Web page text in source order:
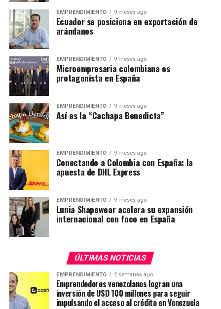
EMPRENDIMIENTO 9 meses ago
Ecuador se posiciona en exportación de
arándanos
EMPRENDIMIENTO 9 meses ago
Microempresaria colombiana es
protagonista en España
EMPRENDIMIENTO 9 meses ago
Así es la “Cachapa Benedicta”
EMPRENDIMIENTO 9 meses ago
Conectando a Colombia con España: la
apuesta de DHL Express
EMPRENDIMIENTO 9 meses ago
Lunia Shapewear acelera su expansión
internacional con foco en España
ÚLTIMAS NOTICIAS
EMPRENDIMIENTO 2 semanas ago
Emprendedores venezolanos logran una
inversión de USD 100 millones para seguir
impulsando el acceso al crédito en Venezuela